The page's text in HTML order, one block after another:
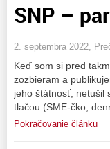
SNP –
2. septembra 2022,
Keď som si pred
zozbieram a
jeho štátnosť, netušil
tlačou (SME-čko,
Pokračovanie článku